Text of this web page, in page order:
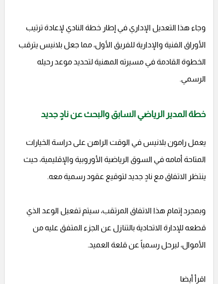
وجاء هذا التعديل الإداري في إطار خطة النادي لإعادة ترتيب
الأوراق الفنية والإدارية للفريق الأول، مما جعل بلانيس يترقب
الخطوة القادمة في مسيرته المهنية لتحديد موعد رحيله
الرسمي.
خطة المدير الرياضي السابق والبحث عن نادٍ جديد
يعمل رامون بلانيس في الوقت الراهن على دراسة الخيارات
المتاحة أمامه في السوق الرياضية الأوروبية والإقليمية، حيث
ينتظر الاتفاق مع نادٍ جديد لتوقيع عقود رسمية معه.
وبمجرد إتمام هذا الاتفاق المرتقب، سيتم تفعيل الوعد الذي
قطعه للإدارة الاتحادية بالتنازل عن الجزء المتفق عليه من
الأموال، ليرحل رسمياً عن قلعة العميد.
اقرأ أيضا